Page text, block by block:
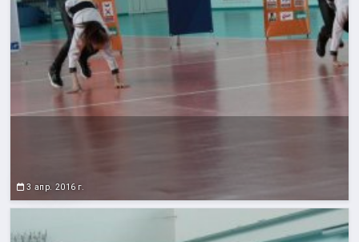
3 апр. 2016 г.